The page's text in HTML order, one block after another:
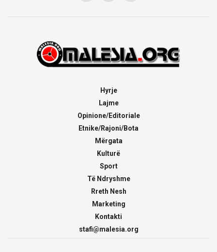
Hyrje
Lajme
Opinione/Editoriale
Etnike/Rajoni/Bota
Mërgata
Kulturë
Sport
Të Ndryshme
Rreth Nesh
Marketing
Kontakti
stafi@malesia.org